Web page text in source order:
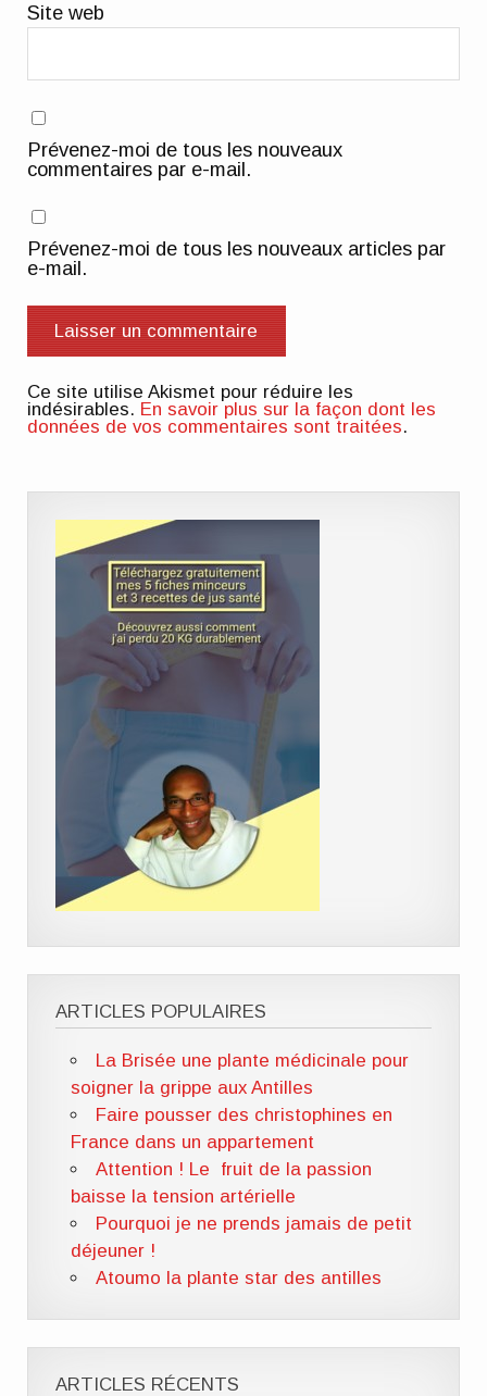
Site web
Prévenez-moi de tous les nouveaux
commentaires par e-mail.
Prévenez-moi de tous les nouveaux articles par
e-mail.
Ce site utilise Akismet pour réduire les
indésirables. En savoir plus sur la façon dont les
données de vos commentaires sont traitées.
ARTICLES POPULAIRES
La Brisée une plante médicinale pour
soigner la grippe aux Antilles
Faire pousser des christophines en
France dans un appartement
Attention ! Le fruit de la passion
baisse la tension artérielle
Pourquoi je ne prends jamais de petit
déjeuner !
Atoumo la plante star des antilles
ARTICLES RÉCENTS